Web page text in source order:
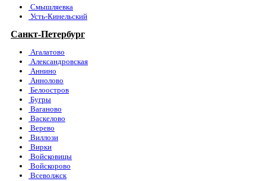
Смышляевка
Усть-Кинельский
Санкт-Петербург
Агалатово
Александровская
Аннино
Аннолово
Белоостров
Бугры
Ваганово
Васкелово
Верево
Виллози
Вирки
Войсковицы
Войскорово
Всеволжск